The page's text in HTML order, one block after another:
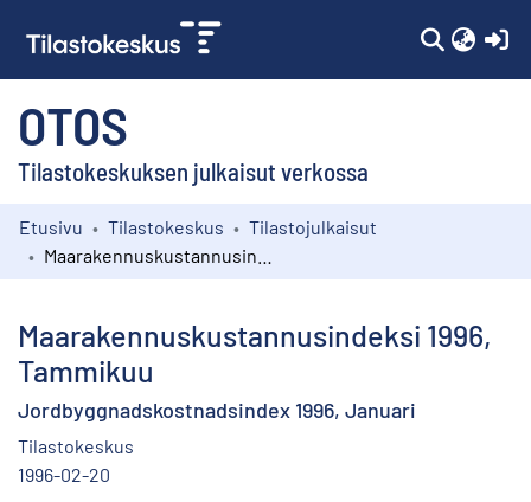
OTOS
Tilastokeskuksen julkaisut verkossa
Kokoelmat
Etusivu Tilastokeskus
Tilastojulkaisut
Maarakennuskustannusindeksi 1996,
Tammikuu
Jordbyggnadskostnadsindex 1996, Januari
Tilastokeskus
1996-02-20